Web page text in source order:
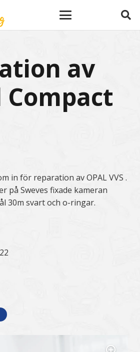
av
Compact
in för reparation av OPAL VVS .
på Sweves fixade kameran
30m svart och o-ringar.